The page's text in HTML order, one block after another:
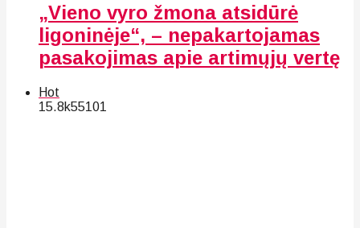
„Vieno vyro žmona atsidūrė
ligoninėje“, – nepakartojamas
pasakojimas apie artimųjų vertę
Hot
15.8k55101